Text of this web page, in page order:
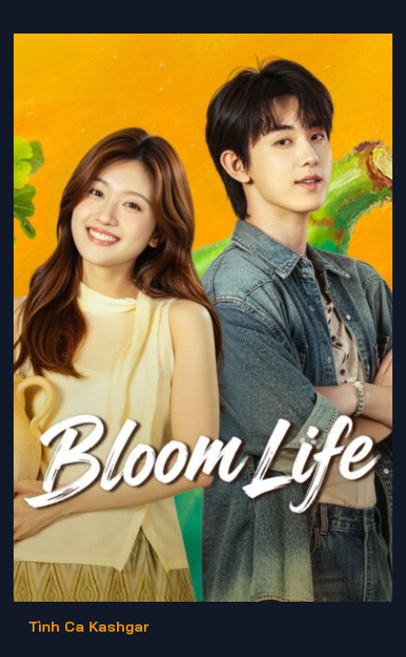
Tình Ca Kashgar